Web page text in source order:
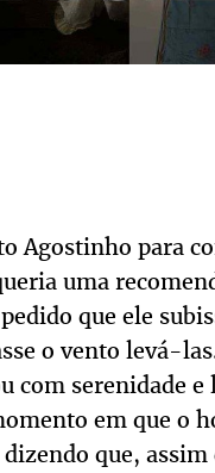
Agostinho para
uma
que ele
o vento levá-
com serenidade e
em que o
que, assim